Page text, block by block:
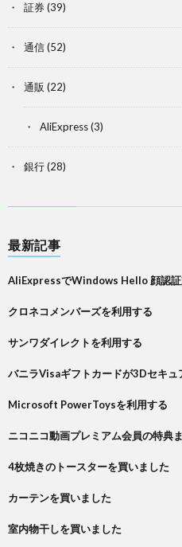
証券(39)
通信(52)
通販 (22)
AliExpress(3)
銀行(28)
最新記事
AliExpressでWindows Hello 顔認証
クロネコメンバーズを利用する
サンワダイレクトを利用する
バニラVisaギフトカードが3Dセキ
Microsoft PowerToysを利用する
ニコニコ動画プレミアム会員の特典
4枚焼きのトースターを買いました
カーテンを買いました
室内物干しを買いました